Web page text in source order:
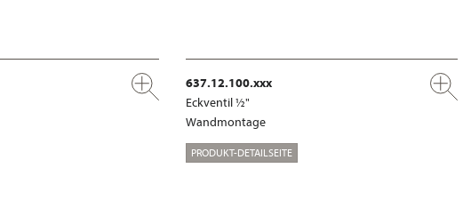
637.12.100.xxx
Eckventil ½"
Wandmontage
PRODUKT-DETAILSEITE